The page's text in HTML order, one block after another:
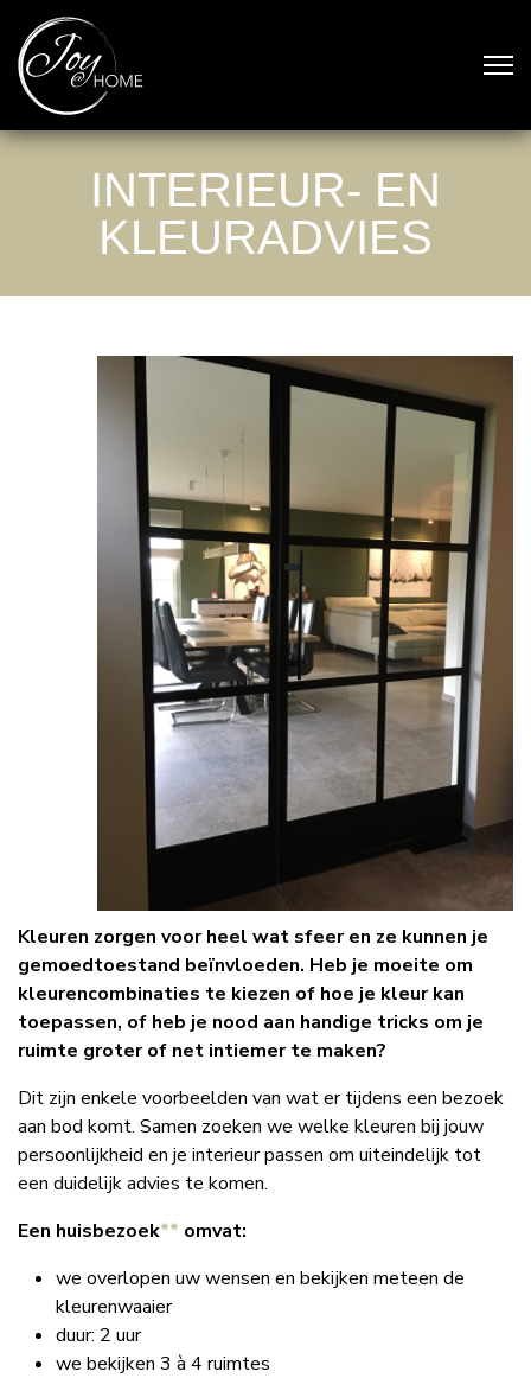
INTERIEUR- EN
KLEURADVIES
Kleuren zorgen voor heel wat sfeer en ze kunnen je
gemoedtoestand beïnvloeden. Heb je moeite om
kleurencombinaties te kiezen of hoe je kleur kan
toepassen, of heb je nood aan handige tricks om je
ruimte groter of net intiemer te maken?
Dit zijn enkele voorbeelden van wat er tijdens een bezoek
aan bod komt. Samen zoeken we welke kleuren bij jouw
persoonlijkheid en je interieur passen om uiteindelijk tot
een duidelijk advies te komen.
Een huisbezoek** omvat:
we overlopen uw wensen en bekijken meteen de
kleurenwaaier
duur: 2 uur
we bekijken 3 à 4 ruimtes